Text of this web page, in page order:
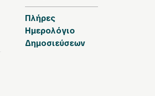
Πλήρες
Ημερολόγιο
Δημοσιεύσεων